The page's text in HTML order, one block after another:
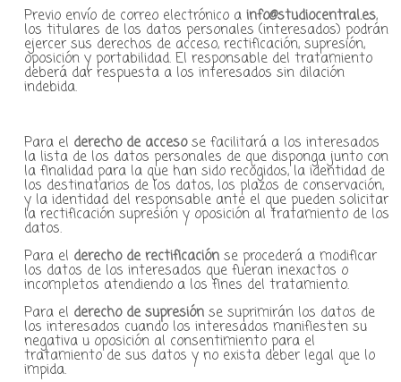
Previo envío de correo electrónico a info@studiocentral.es,
los titulares de los datos personales (interesados) podrán
ejercer sus derechos de acceso, rectificación, supresión,
oposición y portabilidad. El responsable del tratamiento
deberá dar respuesta a los interesados sin dilación
indebida.
Para el derecho de accesose facilitará a los interesados
la lista de los datos personales de que disponga junto con
la finalidad para la que han sido recogidos, la identidad de
los destinatarios de los datos, los plazos de conservación,
y la identidad del responsable ante el que pueden solicitar
la rectificación supresión y oposición al tratamiento de los
datos.
Para el derecho de rectificaciónse procederá a modificar
los datos de los interesados que fueran inexactos o
incompletos atendiendo a los fines del tratamiento.
Para el derecho de supresiónse suprimirán los datos de
los interesados cuando los interesados manifiesten su
negativa u oposición al consentimiento para el
tratamiento de sus datos y no exista deber legal que lo
impida.